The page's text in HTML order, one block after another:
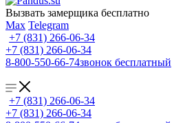
Вызвать замерщика бесплатно
Max Telegram
+7 (831) 266-06-34
+7 (831) 266-06-34
8-800-550-66-74звонок бесплатный
+7 (831) 266-06-34
+7 (831) 266-06-34